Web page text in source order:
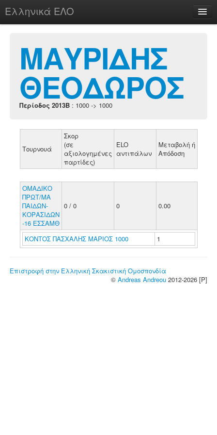
Ελληνικά ΕΛΟ
chesstu.be @ discord
Login
ΜΑΥΡΙΔΗΣ
ΘΕΟΔΩΡΟΣ
Περίοδος 2013B : 1000 -> 1000
Τουρνουά
Σκορ
(σε
αξιολογημένες
παρτίδες)
ELO
αντιπάλων
Μεταβολή ή
Απόδοση
ΟΜΑΔΙΚΟ
ΠΡΩΤ/ΜΑ
ΠΑΙΔΩΝ-
ΚΟΡΑΣΙΔΩΝ
-16 ΕΣΣΑΜΘ
0 / 0 0 0.00
ΚΟΝΤΟΣ ΠΑΣΧΑΛΗΣ ΜΑΡΙΟΣ 1000 1
Επιστροφή στην Ελληνική Σκακιστική Ομοσπονδία
© Andreas Andreou 2012-2026 [P]